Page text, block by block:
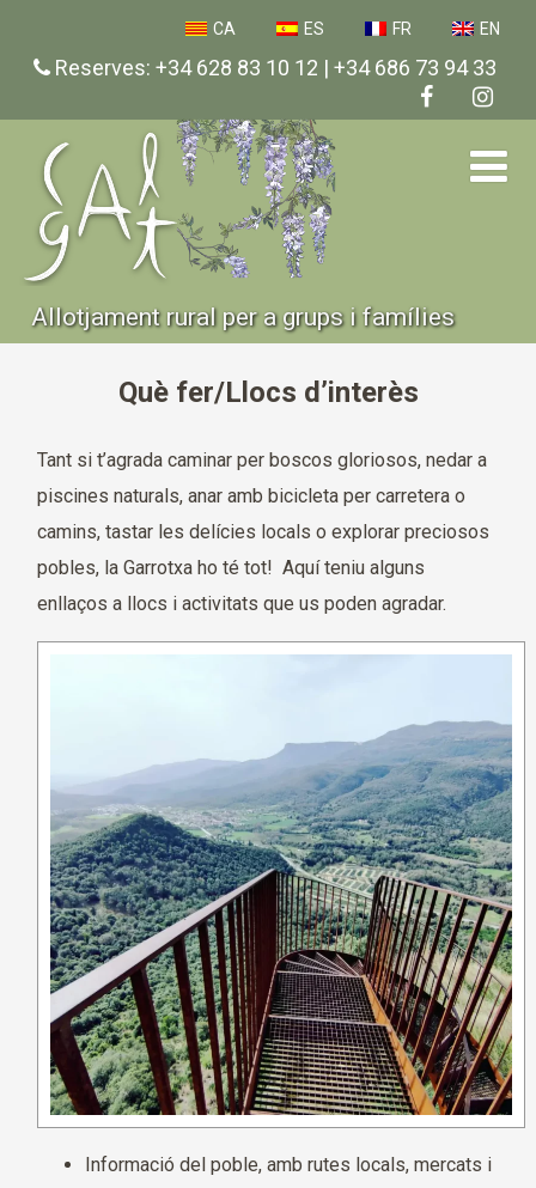
CA ES FR EN
Reserves: +34 628 83 10 12 | +34 686 73 94 33
Allotjament rural per a grups i famílies
Què fer/Llocs d’interès
Tant si t’agrada caminar per boscos gloriosos, nedar a
piscines naturals, anar amb bicicleta per carretera o
camins, tastar les delícies locals o explorar preciosos
pobles, la Garrotxa ho té tot! Aquí teniu alguns
enllaços a llocs i activitats que us poden agradar.
Informació del poble, amb rutes locals, mercats i